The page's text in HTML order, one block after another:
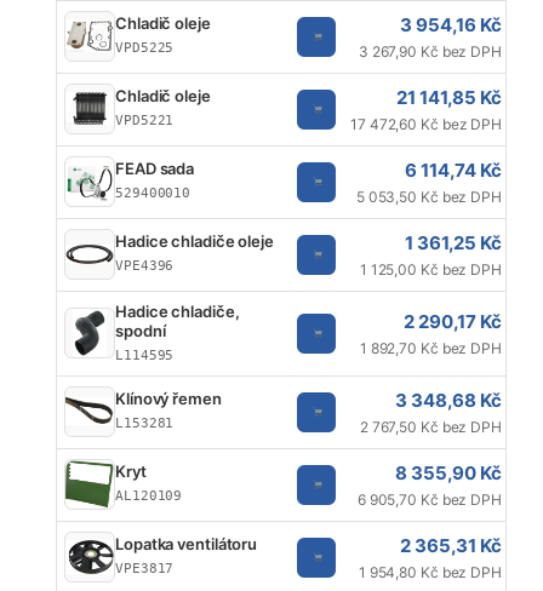
Chladič oleje
VPD5225
3 954,16 Kč
3 267,90 Kč bez DPH
Chladič oleje
VPD5221
21 141,85 Kč
17 472,60 Kč bez DPH
FEAD sada
529400010
6 114,74 Kč
5 053,50 Kč bez DPH
Hadice chladiče oleje
VPE4396
1 361,25 Kč
1 125,00 Kč bez DPH
Hadice chladiče,
spodní
L114595
2 290,17 Kč
1 892,70 Kč bez DPH
Klínový řemen
L153281
3 348,68 Kč
2 767,50 Kč bez DPH
Kryt
AL120109
8 355,90 Kč
6 905,70 Kč bez DPH
Lopatka ventilátoru
VPE3817
2 365,31 Kč
1 954,80 Kč bez DPH